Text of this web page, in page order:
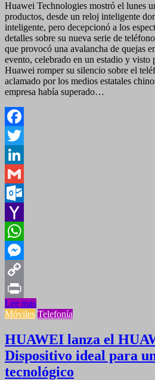
Huawei Technologies mostró el lunes
productos, desde un reloj inteligente
inteligente, pero decepcionó a los
detalles sobre su nueva serie de
que provocó una avalancha de quejas
evento, celebrado en un estadio y visto
Huawei romper su silencio sobre el
aclamado por los medios estatales
empresa había superado…
Facebook
Twitter
LinkedIn
Gmail
Outlook.com
Yahoo
Mail
WhatsApp
Messenger
Copy
Link
Print
Lee mas
Móviles Telefonía
HUAWEI lanza el
Dispositivo ideal para
tecnológico